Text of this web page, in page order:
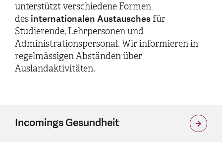
unterstützt verschiedene Formen
des internationalen Austauschesfür
Studierende, Lehrpersonen und
Administrationspersonal. Wir informieren in
regelmässigen Abständen über
Auslandaktivitäten.
Incomings Gesundheit